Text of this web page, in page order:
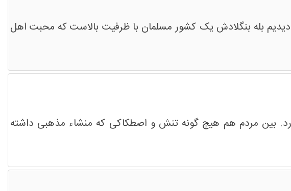
دیدیم بله بنگلادش یک کشور مسلمان با ظرفیت بالاست که محبت اهل
بین مردم هم هیچ گونه تنش و اصطکاکی که منشاء مذهبی داشته